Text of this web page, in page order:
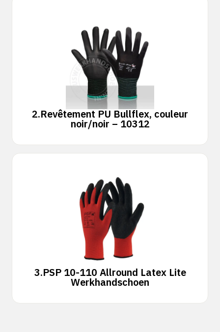
2.Revêtement PU Bullflex, couleur
noir/noir – 10312
3.PSP 10-110 Allround Latex Lite
Werkhandschoen